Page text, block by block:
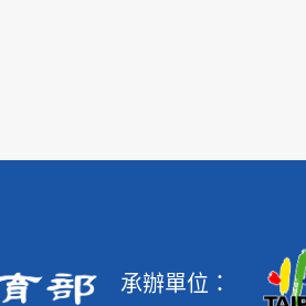
承辦單位：